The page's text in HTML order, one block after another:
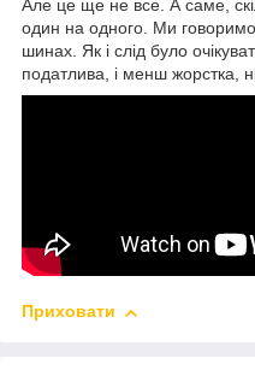
Але це ще не все. А саме,
один на одного. Ми
шинах. Як і слід було
податлива, і менш жорстка,
Приховати